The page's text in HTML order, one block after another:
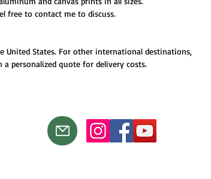
free to contact me to discuss.
United States. For other international destinations,
personalized quote for delivery costs.